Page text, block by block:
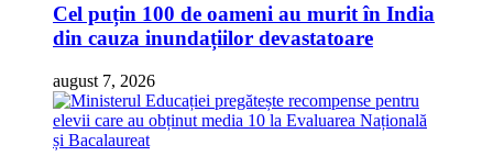
Cel puțin 100 de oameni au murit în India
din cauza inundațiilor devastatoare
august 7, 2026